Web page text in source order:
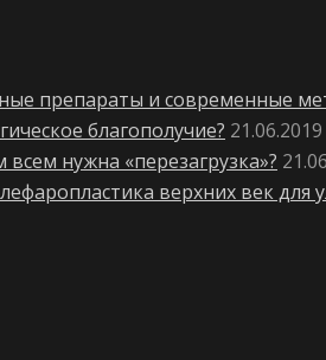
препараты и современные
благополучие? 21.06.2019
нужна «перезагрузка»?
верхних век для